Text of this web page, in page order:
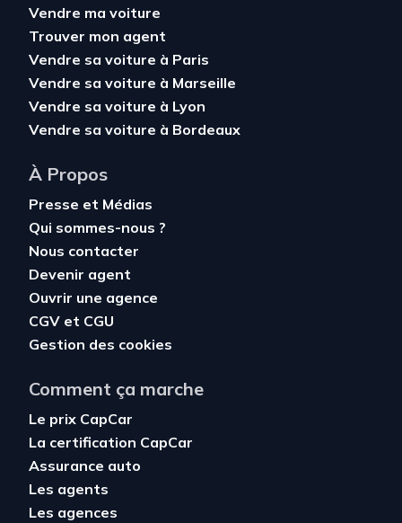
Vendre ma voiture
Trouver mon agent
Vendre sa voiture à Paris
Vendre sa voiture à Marseille
Vendre sa voiture à Lyon
Vendre sa voiture à Bordeaux
À Propos
Presse et Médias
Qui sommes-nous ?
Nous contacter
Devenir agent
Ouvrir une agence
CGV et CGU
Gestion des cookies
Comment ça marche
Le prix CapCar
La certification CapCar
Assurance auto
Les agents
Les agences